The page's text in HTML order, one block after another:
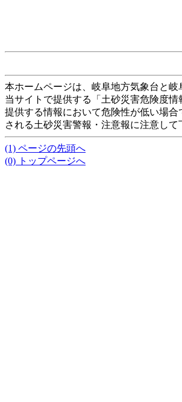
本ホームページは、岐阜地方気象台と
当サイトで提供する「土砂災害危険度
提供する情報において危険性が低い場
される土砂災害警報・注意報に注意して
(1) ページの先頭へ
(0) トップページへ